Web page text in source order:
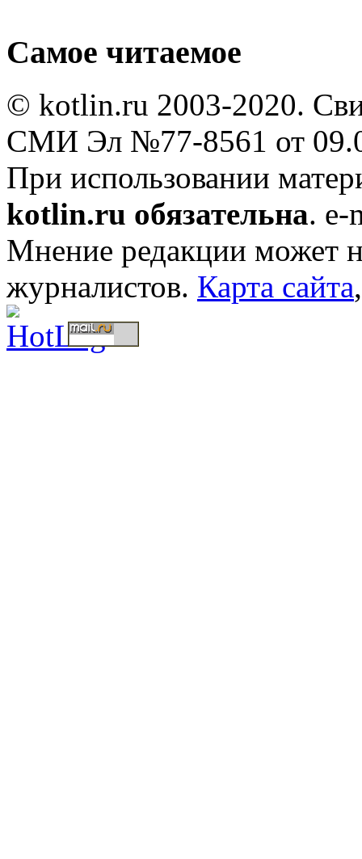
Самое читаемое
© kotlin.ru 2003-2020.
СМИ Эл №77-8561 от
При использовании
kotlin.ru обязательна. e-
Мнение редакции может
журналистов. Карта сайта